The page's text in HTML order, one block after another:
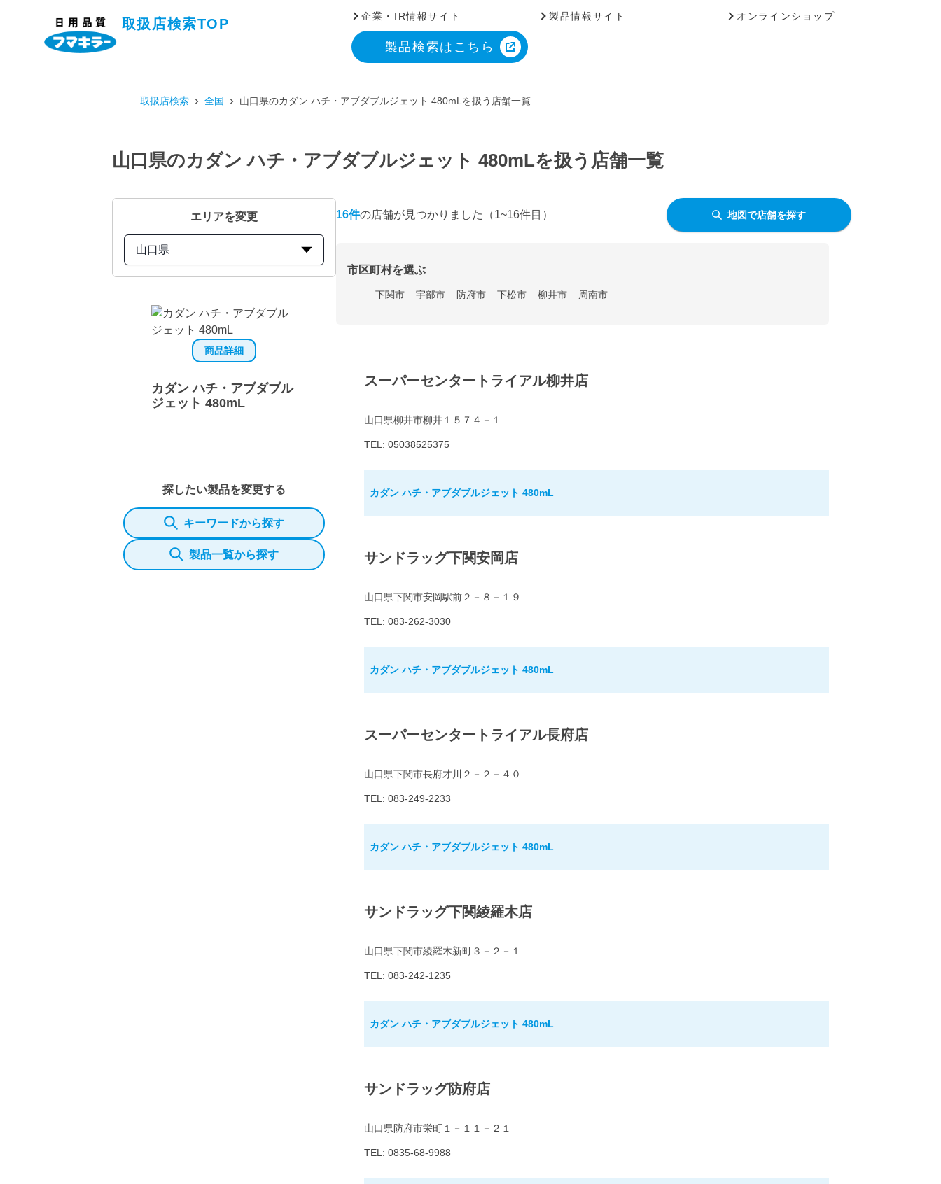
取扱店検索TOP
企業・IR情報サイト 製品情報サイト オンラインショップ
製品検索はこちら
取扱店検索 全国 山口県のカダン ハチ・アブダブルジェット 480mLを扱う店舗一覧
山口県のカダン ハチ・アブダブルジェット 480mLを扱う店舗一覧
エリアを変更
山口県
商品詳細
カダン ハチ・アブダブル
ジェット 480mL
探したい製品を変更する
キーワードから探す
製品一覧から探す
16件の店舗が見つかりました （1~16件目） 地図で店舗を探す
市区町村を選ぶ
下関市 宇部市 防府市 下松市 柳井市 周南市
スーパーセンタートライアル柳井店
山口県柳井市柳井１５７４－１
TEL: 05038525375
カダン ハチ・アブダブルジェット 480mL
サンドラッグ下関安岡店
山口県下関市安岡駅前２－８－１９
TEL: 083-262-3030
カダン ハチ・アブダブルジェット 480mL
スーパーセンタートライアル長府店
山口県下関市長府才川２－２－４０
TEL: 083-249-2233
カダン ハチ・アブダブルジェット 480mL
サンドラッグ下関綾羅木店
山口県下関市綾羅木新町３－２－１
TEL: 083-242-1235
カダン ハチ・アブダブルジェット 480mL
サンドラッグ防府店
山口県防府市栄町１－１１－２１
TEL: 0835-68-9988